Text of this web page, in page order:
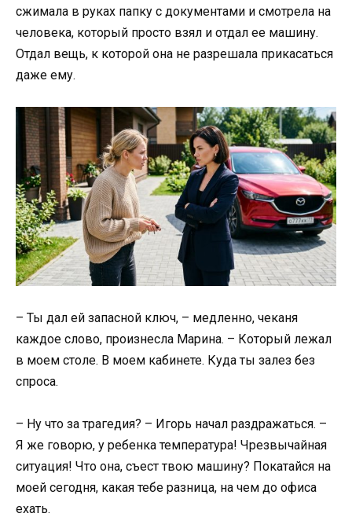
сжимала в руках папку с документами и смотрела на
человека, который просто взял и отдал ее машину.
Отдал вещь, к которой она не разрешала прикасаться
даже ему.
– Ты дал ей запасной ключ, – медленно, чеканя
каждое слово, произнесла Марина. – Который лежал
в моем столе. В моем кабинете. Куда ты залез без
спроса.
– Ну что за трагедия? – Игорь начал раздражаться. –
Я же говорю, у ребенка температура! Чрезвычайная
ситуация! Что она, съест твою машину? Покатайся на
моей сегодня, какая тебе разница, на чем до офиса
ехать.